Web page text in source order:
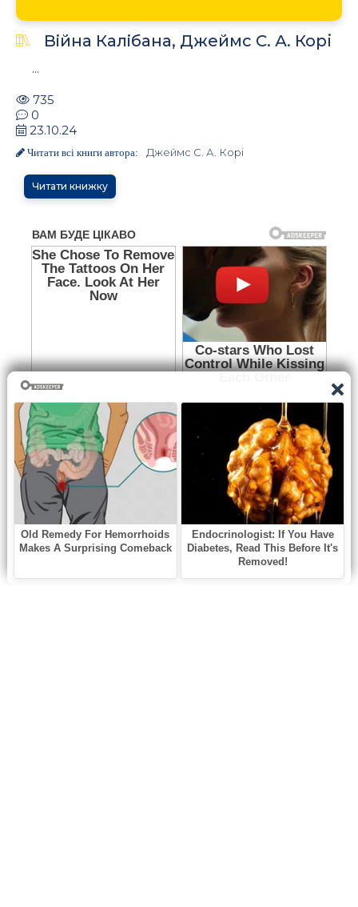
Вiйна Калiбана, Джеймс С. А. Корі
...
735
0
23.10.24
Читати всі книги автора: Джеймс С. А. Корі
Читати книжку